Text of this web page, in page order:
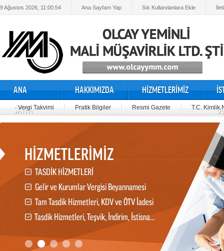
9 Ağustos 2026, 11:00:55 Ana Sayfam Yap Sık Kullanılanlara Ekle
ANA
SAYFA
HAKKIMIZDA HİZMETLERİMİZ
Vergi Takvimi Pratik Bilgiler Resmi Gazete T.C. Kimlik